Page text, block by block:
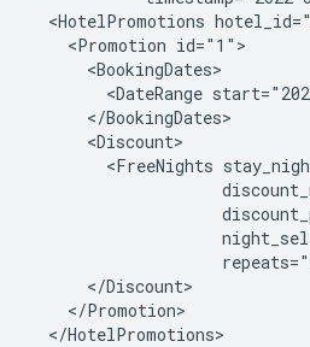
<HotelPromotions
    <Promotion id="1">
      <BookingDates>
<DateRange
      </BookingDates>
      <Discount>
<FreeNights
      </Discount>
    </Promotion>
  </HotelPromotions>